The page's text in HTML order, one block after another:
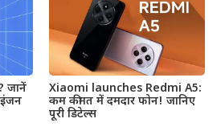
जानें
Xiaomi launches Redmi A5:
कम कीमत में दमदार फोन! जानिए
पूरी डिटेल्स